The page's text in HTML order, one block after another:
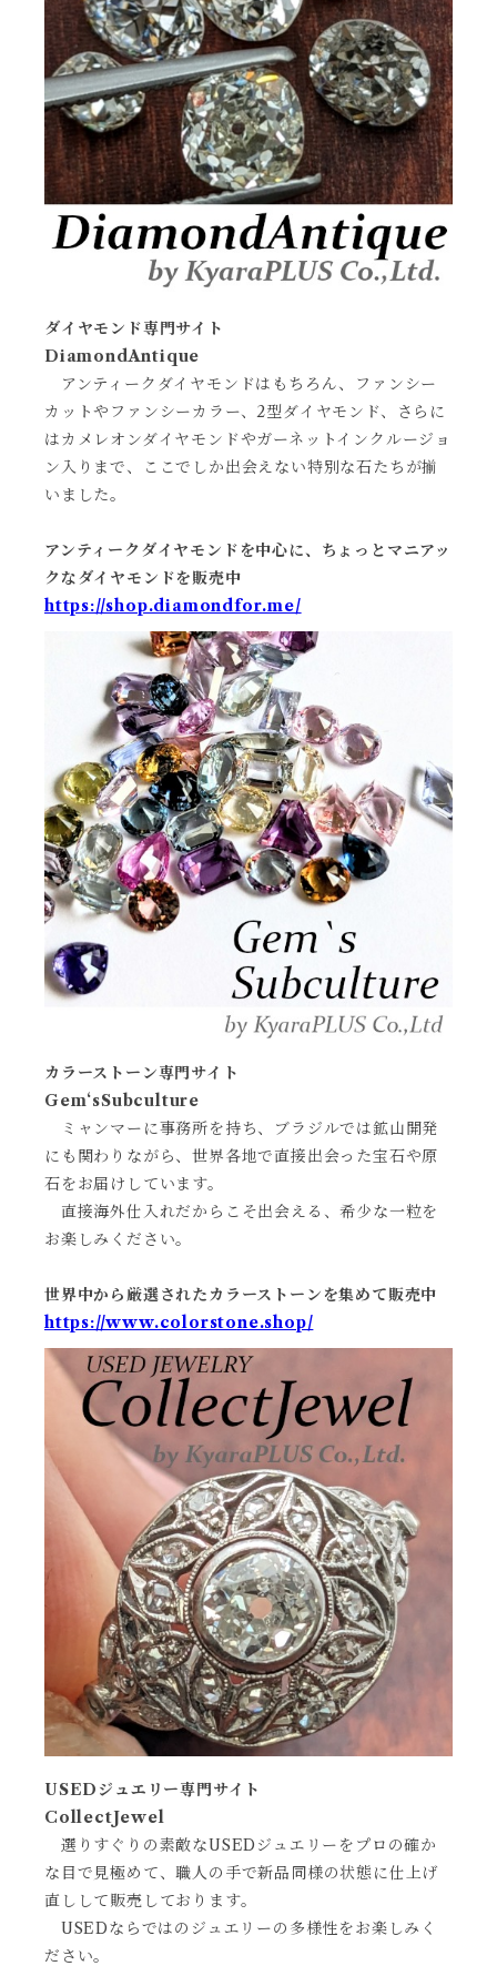
ダイヤモンド専門サイト
DiamondAntique
アンティークダイヤモンドはもちろん、ファンシー
カットやファンシーカラー、2型ダイヤモンド、さらに
はカメレオンダイヤモンドやガーネットインクルージョ
ン入りまで、ここでしか出会えない特別な石たちが揃
いました。
アンティークダイヤモンドを中心に、ちょっとマニアッ
クなダイヤモンドを販売中
https://shop.diamondfor.me/
カラーストーン専門サイト
Gem‘sSubculture
ミャンマーに事務所を持ち、ブラジルでは鉱山開発
にも関わりながら、世界各地で直接出会った宝石や原
石をお届けしています。
直接海外仕入れだからこそ出会える、希少な一粒を
お楽しみください。
世界中から厳選されたカラーストーンを集めて販売中
https://www.colorstone.shop/
USEDジュエリー専門サイト
CollectJewel
選りすぐりの素敵なUSEDジュエリーをプロの確か
な目で見極めて、職人の手で新品同様の状態に仕上げ
直しして販売しております。
USEDならではのジュエリーの多様性をお楽しみく
ださい。